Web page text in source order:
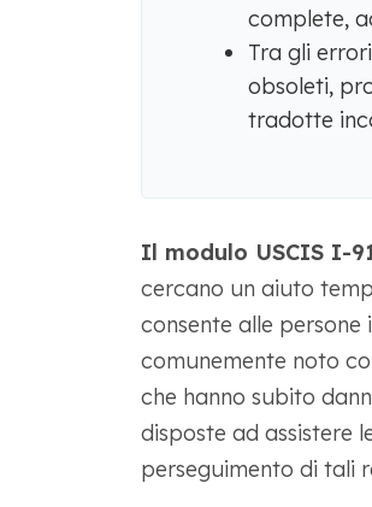
complete,
Tra gli
obsoleti,
tradotte
Il modulo USCIS I-
cercano un aiuto
consente alle
comunemente noto
che hanno subito
disposte ad assistere
perseguimento di tali